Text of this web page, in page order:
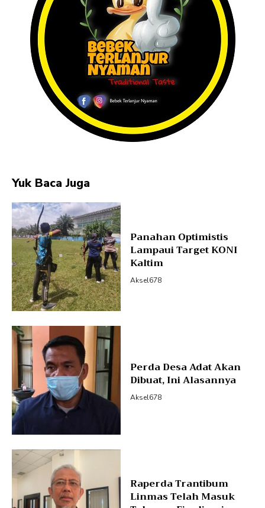
Yuk Baca Juga
Panahan Optimistis
Lampaui Target KONI
Kaltim
Aksel678
Perda Desa Adat Akan
Dibuat, Ini Alasannya
Aksel678
Raperda Trantibum
Linmas Telah Masuk